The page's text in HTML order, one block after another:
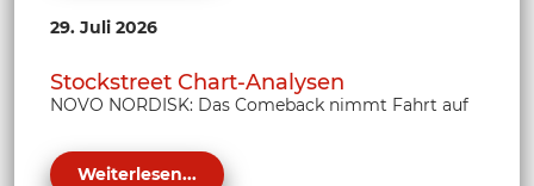
29. Juli 2026
Stockstreet Chart-Analysen
NOVO NORDISK: Das Comeback nimmt Fahrt auf
Weiterlesen...